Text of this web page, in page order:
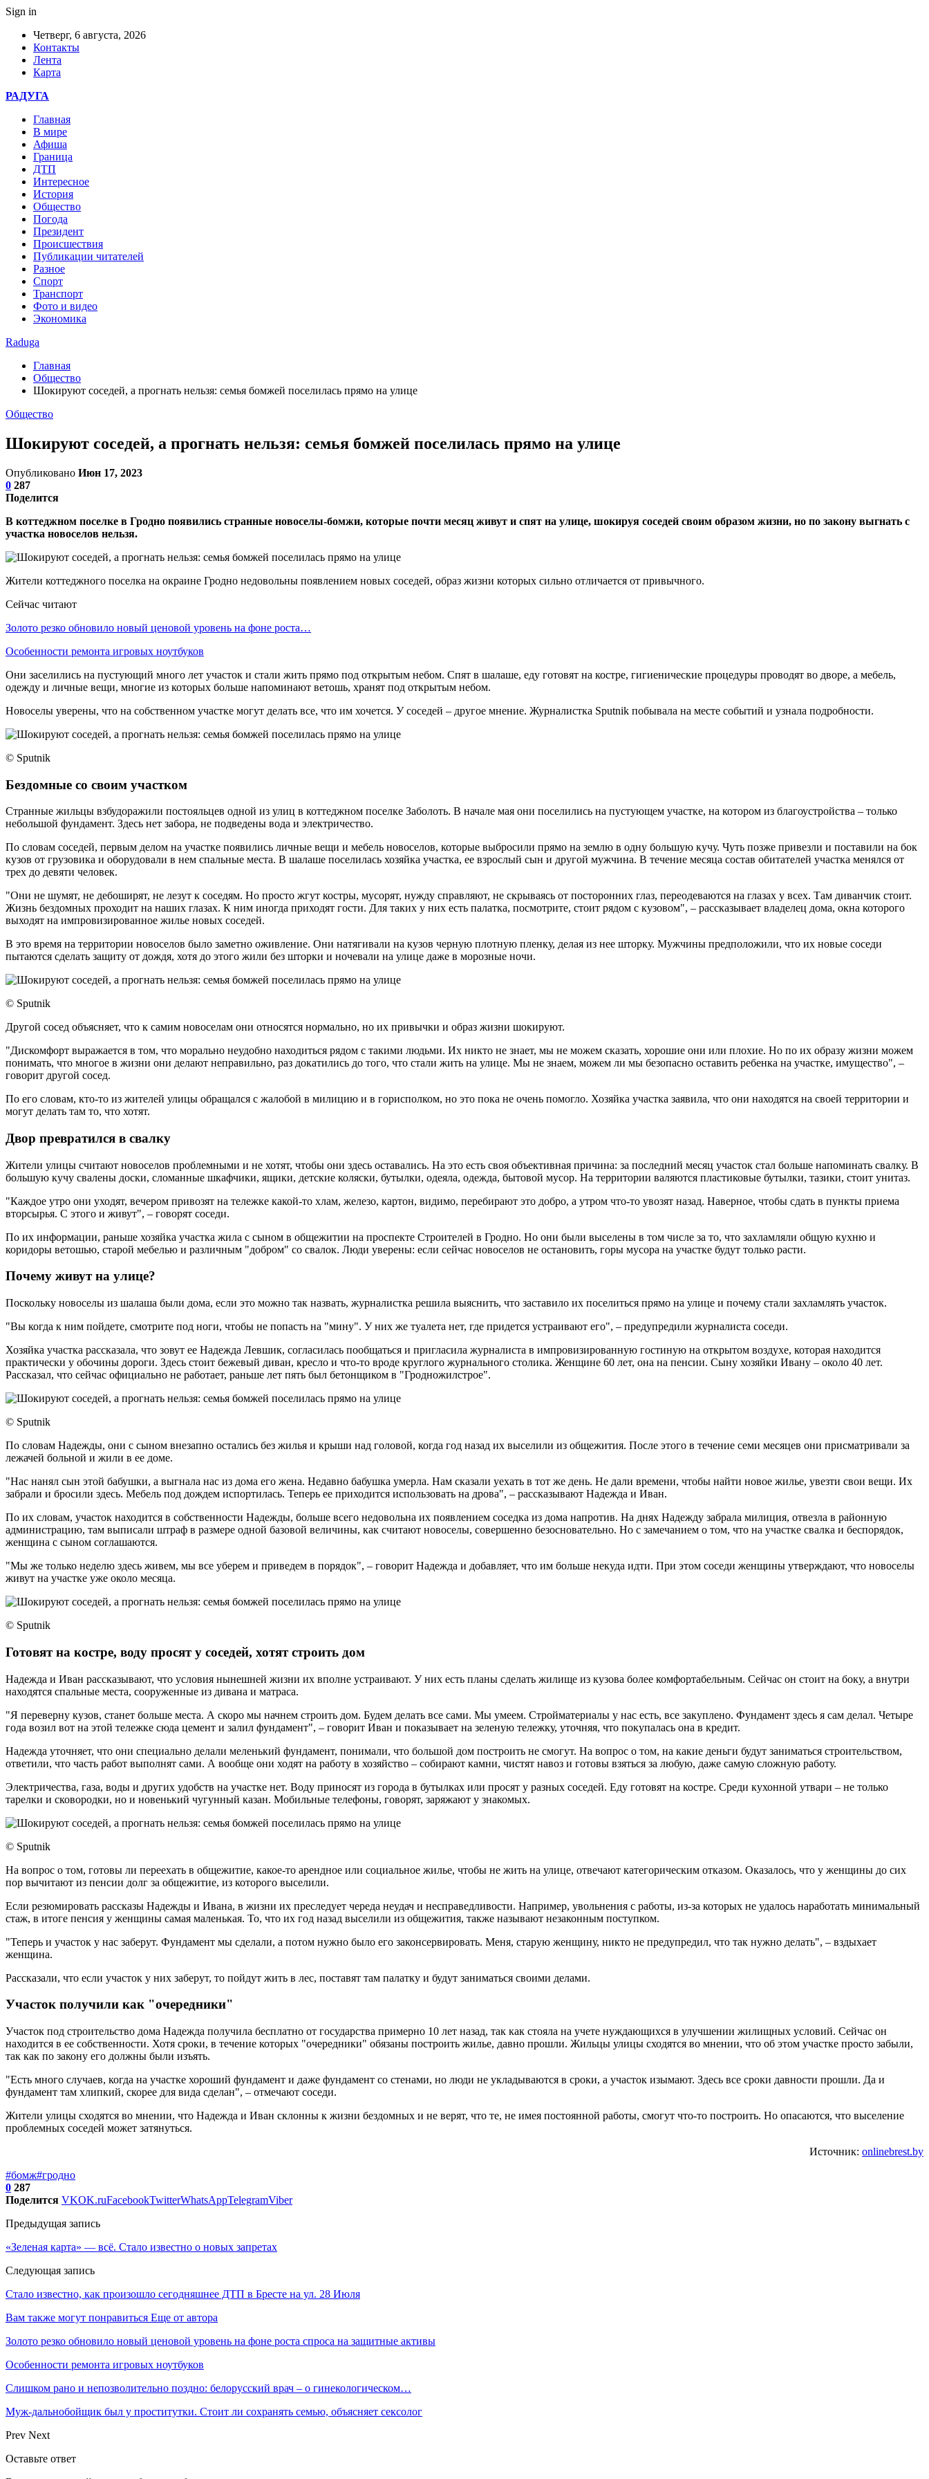
Sign in
Четверг, 6 августа, 2026
Контакты
Лента
Карта
РАДУГА
Главная
В мире
Афиша
Граница
ДТП
Интересное
История
Общество
Погода
Президент
Происшествия
Публикации читателей
Разное
Спорт
Транспорт
Фото и видео
Экономика
Raduga
Главная
Общество
Шокируют соседей, а прогнать нельзя: семья бомжей поселилась прямо на улице
Общество
Шокируют соседей, а прогнать нельзя: семья бомжей поселилась прямо на улице
Опубликовано Июн 17, 2023
0 287
Поделится
В коттеджном поселке в Гродно появились странные новоселы-бомжи, которые почти месяц живут и спят на улице, шокируя соседей своим образом жизни, но по закону выгнать с
участка новоселов нельзя.
Жители коттеджного поселка на окраине Гродно недовольны появлением новых соседей, образ жизни которых сильно отличается от привычного.
Сейчас читают
Золото резко обновило новый ценовой уровень на фоне роста…
Особенности ремонта игровых ноутбуков
Они заселились на пустующий много лет участок и стали жить прямо под открытым небом. Спят в шалаше, еду готовят на костре, гигиенические процедуры проводят во дворе, а мебель,
одежду и личные вещи, многие из которых больше напоминают ветошь, хранят под открытым небом.
Новоселы уверены, что на собственном участке могут делать все, что им хочется. У соседей – другое мнение. Журналистка Sputnik побывала на месте событий и узнала подробности.
© Sputnik
Бездомные со своим участком
Странные жильцы взбудоражили постояльцев одной из улиц в коттеджном поселке Заболоть. В начале мая они поселились на пустующем участке, на котором из благоустройства – только
небольшой фундамент. Здесь нет забора, не подведены вода и электричество.
По словам соседей, первым делом на участке появились личные вещи и мебель новоселов, которые выбросили прямо на землю в одну большую кучу. Чуть позже привезли и поставили на бок
кузов от грузовика и оборудовали в нем спальные места. В шалаше поселилась хозяйка участка, ее взрослый сын и другой мужчина. В течение месяца состав обитателей участка менялся от
трех до девяти человек.
"Они не шумят, не дебоширят, не лезут к соседям. Но просто жгут костры, мусорят, нужду справляют, не скрываясь от посторонних глаз, переодеваются на глазах у всех. Там диванчик стоит.
Жизнь бездомных проходит на наших глазах. К ним иногда приходят гости. Для таких у них есть палатка, посмотрите, стоит рядом с кузовом", – рассказывает владелец дома, окна которого
выходят на импровизированное жилье новых соседей.
В это время на территории новоселов было заметно оживление. Они натягивали на кузов черную плотную пленку, делая из нее шторку. Мужчины предположили, что их новые соседи
пытаются сделать защиту от дождя, хотя до этого жили без шторки и ночевали на улице даже в морозные ночи.
© Sputnik
Другой сосед объясняет, что к самим новоселам они относятся нормально, но их привычки и образ жизни шокируют.
"Дискомфорт выражается в том, что морально неудобно находиться рядом с такими людьми. Их никто не знает, мы не можем сказать, хорошие они или плохие. Но по их образу жизни можем
понимать, что многое в жизни они делают неправильно, раз докатились до того, что стали жить на улице. Мы не знаем, можем ли мы безопасно оставить ребенка на участке, имущество", –
говорит другой сосед.
По его словам, кто-то из жителей улицы обращался с жалобой в милицию и в горисполком, но это пока не очень помогло. Хозяйка участка заявила, что они находятся на своей территории и
могут делать там то, что хотят.
Двор превратился в свалку
Жители улицы считают новоселов проблемными и не хотят, чтобы они здесь оставались. На это есть своя объективная причина: за последний месяц участок стал больше напоминать свалку. В
большую кучу свалены доски, сломанные шкафчики, ящики, детские коляски, бутылки, одеяла, одежда, бытовой мусор. На территории валяются пластиковые бутылки, тазики, стоит унитаз.
"Каждое утро они уходят, вечером привозят на тележке какой-то хлам, железо, картон, видимо, перебирают это добро, а утром что-то увозят назад. Наверное, чтобы сдать в пункты приема
вторсырья. С этого и живут", – говорят соседи.
По их информации, раньше хозяйка участка жила с сыном в общежитии на проспекте Строителей в Гродно. Но они были выселены в том числе за то, что захламляли общую кухню и
коридоры ветошью, старой мебелью и различным "добром" со свалок. Люди уверены: если сейчас новоселов не остановить, горы мусора на участке будут только расти.
Почему живут на улице?
Поскольку новоселы из шалаша были дома, если это можно так назвать, журналистка решила выяснить, что заставило их поселиться прямо на улице и почему стали захламлять участок.
"Вы когда к ним пойдете, смотрите под ноги, чтобы не попасть на "мину". У них же туалета нет, где придется устраивают его", – предупредили журналиста соседи.
Хозяйка участка рассказала, что зовут ее Надежда Левшик, согласилась пообщаться и пригласила журналиста в импровизированную гостиную на открытом воздухе, которая находится
практически у обочины дороги. Здесь стоит бежевый диван, кресло и что-то вроде круглого журнального столика. Женщине 60 лет, она на пенсии. Сыну хозяйки Ивану – около 40 лет.
Рассказал, что сейчас официально не работает, раньше лет пять был бетонщиком в "Гродножилстрое".
​​​​​​​© Sputnik
По словам Надежды, они с сыном внезапно остались без жилья и крыши над головой, когда год назад их выселили из общежития. После этого в течение семи месяцев они присматривали за
лежачей больной и жили в ее доме.
"Нас нанял сын этой бабушки, а выгнала нас из дома его жена. Недавно бабушка умерла. Нам сказали уехать в тот же день. Не дали времени, чтобы найти новое жилье, увезти свои вещи. Их
забрали и бросили здесь. Мебель под дождем испортилась. Теперь ее приходится использовать на дрова", – рассказывают Надежда и Иван.
По их словам, участок находится в собственности Надежды, больше всего недовольна их появлением соседка из дома напротив. На днях Надежду забрала милиция, отвезла в районную
администрацию, там выписали штраф в размере одной базовой величины, как считают новоселы, совершенно безосновательно. Но с замечанием о том, что на участке свалка и беспорядок,
женщина с сыном соглашаются.
"Мы же только неделю здесь живем, мы все уберем и приведем в порядок", – говорит Надежда и добавляет, что им больше некуда идти. При этом соседи женщины утверждают, что новоселы
живут на участке уже около месяца.
​​​​​​​© Sputnik
Готовят на костре, воду просят у соседей, хотят строить дом
Надежда и Иван рассказывают, что условия нынешней жизни их вполне устраивают. У них есть планы сделать жилище из кузова более комфортабельным. Сейчас он стоит на боку, а внутри
находятся спальные места, сооруженные из дивана и матраса.
"Я переверну кузов, станет больше места. А скоро мы начнем строить дом. Будем делать все сами. Мы умеем. Стройматериалы у нас есть, все закуплено. Фундамент здесь я сам делал. Четыре
года возил вот на этой тележке сюда цемент и залил фундамент", – говорит Иван и показывает на зеленую тележку, уточняя, что покупалась она в кредит.
Надежда уточняет, что они специально делали меленький фундамент, понимали, что большой дом построить не смогут. На вопрос о том, на какие деньги будут заниматься строительством,
ответили, что часть работ выполнят сами. А вообще они ходят на работу в хозяйство – собирают камни, чистят навоз и готовы взяться за любую, даже самую сложную работу.
Электричества, газа, воды и других удобств на участке нет. Воду приносят из города в бутылках или просят у разных соседей. Еду готовят на костре. Среди кухонной утвари – не только
тарелки и сковородки, но и новенький чугунный казан. Мобильные телефоны, говорят, заряжают у знакомых.
© Sputnik
На вопрос о том, готовы ли переехать в общежитие, какое-то арендное или социальное жилье, чтобы не жить на улице, отвечают категорическим отказом. Оказалось, что у женщины до сих
пор вычитают из пенсии долг за общежитие, из которого выселили.
Если резюмировать рассказы Надежды и Ивана, в жизни их преследует череда неудач и несправедливости. Например, увольнения с работы, из-за которых не удалось наработать минимальный
стаж, в итоге пенсия у женщины самая маленькая. То, что их год назад выселили из общежития, также называют незаконным поступком.
"Теперь и участок у нас заберут. Фундамент мы сделали, а потом нужно было его законсервировать. Меня, старую женщину, никто не предупредил, что так нужно делать", – вздыхает
женщина.
Рассказали, что если участок у них заберут, то пойдут жить в лес, поставят там палатку и будут заниматься своими делами.
Участок получили как "очередники"
Участок под строительство дома Надежда получила бесплатно от государства примерно 10 лет назад, так как стояла на учете нуждающихся в улучшении жилищных условий. Сейчас он
находится в ее собственности. Хотя сроки, в течение которых "очередники" обязаны построить жилье, давно прошли. Жильцы улицы сходятся во мнении, что об этом участке просто забыли,
так как по закону его должны были изъять.
"Есть много случаев, когда на участке хороший фундамент и даже фундамент со стенами, но люди не укладываются в сроки, а участок изымают. Здесь все сроки давности прошли. Да и
фундамент там хлипкий, скорее для вида сделан", – отмечают соседи.
Жители улицы сходятся во мнении, что Надежда и Иван склонны к жизни бездомных и не верят, что те, не имея постоянной работы, смогут что-то построить. Но опасаются, что выселение
проблемных соседей может затянуться.
Источник: onlinebrest.by
#бомж#гродно
0 287
Поделится VKOK.ruFacebookTwitterWhatsAppTelegramViber
Предыдущая запись
«Зеленая карта» — всё. Стало известно о новых запретах
Следующая запись
Стало известно, как произошло сегодняшнее ДТП в Бресте на ул. 28 Июля
Вам также могут понравиться Еще от автора
Золото резко обновило новый ценовой уровень на фоне роста спроса на защитные активы
Особенности ремонта игровых ноутбуков
Слишком рано и непозволительно поздно: белорусский врач – о гинекологическом…
Муж-дальнобойщик был у проститутки. Стоит ли сохранять семью, объясняет сексолог
Prev Next
Оставьте ответ